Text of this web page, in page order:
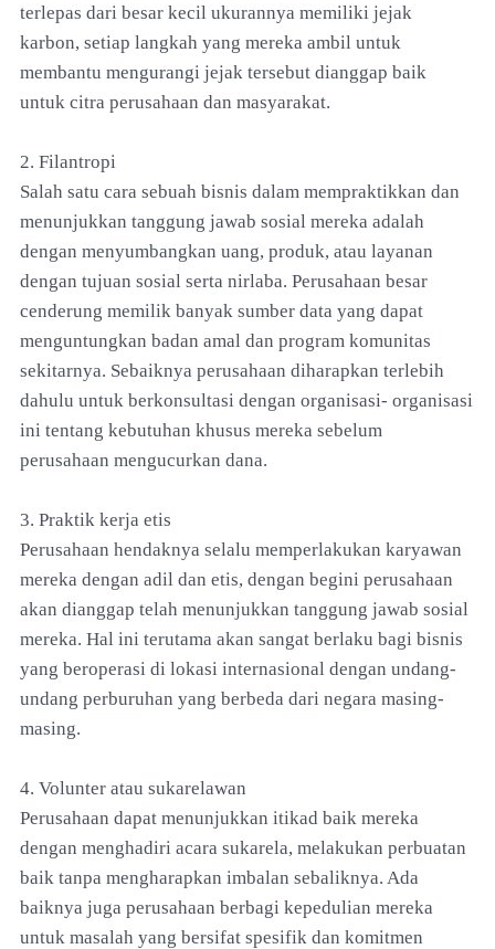
terlepas dari besar kecil ukurannya memiliki jejak
karbon, setiap langkah yang mereka ambil untuk
membantu mengurangi jejak tersebut dianggap baik
untuk citra perusahaan dan masyarakat.
2. Filantropi
Salah satu cara sebuah bisnis dalam mempraktikkan dan
menunjukkan tanggung jawab sosial mereka adalah
dengan menyumbangkan uang, produk, atau layanan
dengan tujuan sosial serta nirlaba. Perusahaan besar
cenderung memilik banyak sumber data yang dapat
menguntungkan badan amal dan program komunitas
sekitarnya. Sebaiknya perusahaan diharapkan terlebih
dahulu untuk berkonsultasi dengan organisasi- organisasi
ini tentang kebutuhan khusus mereka sebelum
perusahaan mengucurkan dana.
3. Praktik kerja etis
Perusahaan hendaknya selalu memperlakukan karyawan
mereka dengan adil dan etis, dengan begini perusahaan
akan dianggap telah menunjukkan tanggung jawab sosial
mereka. Hal ini terutama akan sangat berlaku bagi bisnis
yang beroperasi di lokasi internasional dengan undang-
undang perburuhan yang berbeda dari negara masing-
masing.
4. Volunter atau sukarelawan
Perusahaan dapat menunjukkan itikad baik mereka
dengan menghadiri acara sukarela, melakukan perbuatan
baik tanpa mengharapkan imbalan sebaliknya. Ada
baiknya juga perusahaan berbagi kepedulian mereka
untuk masalah yang bersifat spesifik dan komitmen